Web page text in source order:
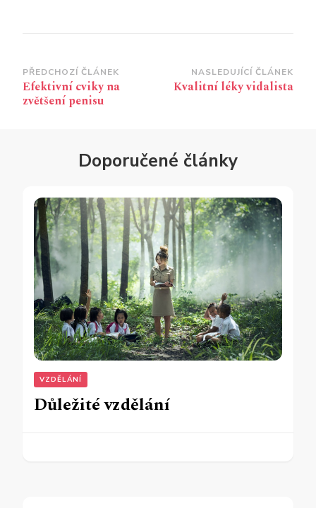
Navigace
příspěvku
PŘEDCHOZÍ ČLÁNEK
Efektivní cviky na
zvětšení penisu
NASLEDUJÍCÍ ČLÁNEK
Kvalitní léky vidalista
Doporučené články
VZDĚLÁNÍ
Důležité vzdělání